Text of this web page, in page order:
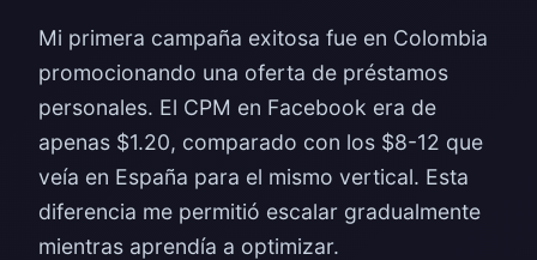
Mi primera campaña exitosa fue en Colombia
promocionando una oferta de préstamos
personales. El CPM en Facebook era de
apenas $1.20, comparado con los $8-12 que
veía en España para el mismo vertical. Esta
diferencia me permitió escalar gradualmente
mientras aprendía a optimizar.